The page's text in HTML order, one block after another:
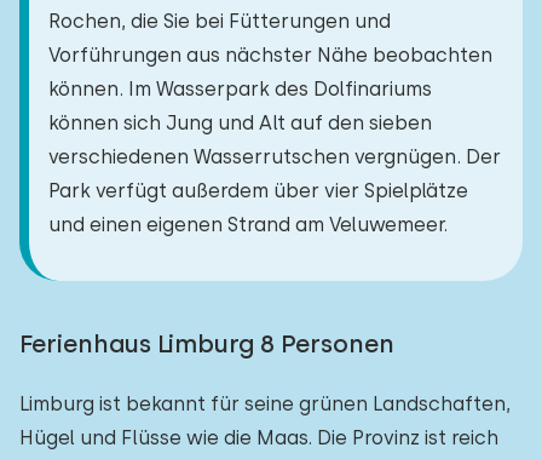
Rochen, die Sie bei Fütterungen und
Vorführungen aus nächster Nähe beobachten
können. Im Wasserpark des Dolfinariums
können sich Jung und Alt auf den sieben
verschiedenen Wasserrutschen vergnügen. Der
Park verfügt außerdem über vier Spielplätze
und einen eigenen Strand am Veluwemeer.
Ferienhaus Limburg 8 Personen
Limburg ist bekannt für seine grünen Landschaften,
Hügel und Flüsse wie die Maas. Die Provinz ist reich